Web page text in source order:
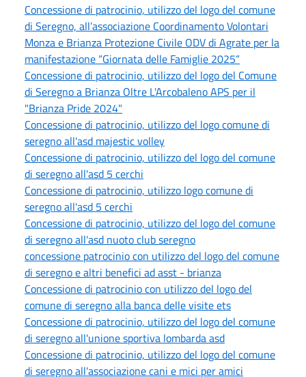
Concessione di patrocinio, utilizzo del logo del comune
di Seregno, all’associazione Coordinamento Volontari
Monza e Brianza Protezione Civile ODV di Agrate per la
manifestazione “Giornata delle Famiglie 2025“
Concessione di patrocinio, utilizzo del logo del Comune
di Seregno a Brianza Oltre L'Arcobaleno APS per il
"Brianza Pride 2024"
Concessione di patrocinio, utilizzo del logo comune di
seregno all'asd majestic volley
Concessione di patrocinio, utilizzo del logo del comune
di seregno all'asd 5 cerchi
Concessione di patrocinio, utilizzo logo comune di
seregno all'asd 5 cerchi
Concessione di patrocinio, utilizzo del logo del comune
di seregno all'asd nuoto club seregno
concessione patrocinio con utilizzo del logo del comune
di seregno e altri benefici ad asst - brianza
Concessione di patrocinio con utilizzo del logo del
comune di seregno alla banca delle visite ets
Concessione di patrocinio, utilizzo del logo del comune
di seregno all'unione sportiva lombarda asd
Concessione di patrocinio, utilizzo del logo del comune
di seregno all'associazione cani e mici per amici